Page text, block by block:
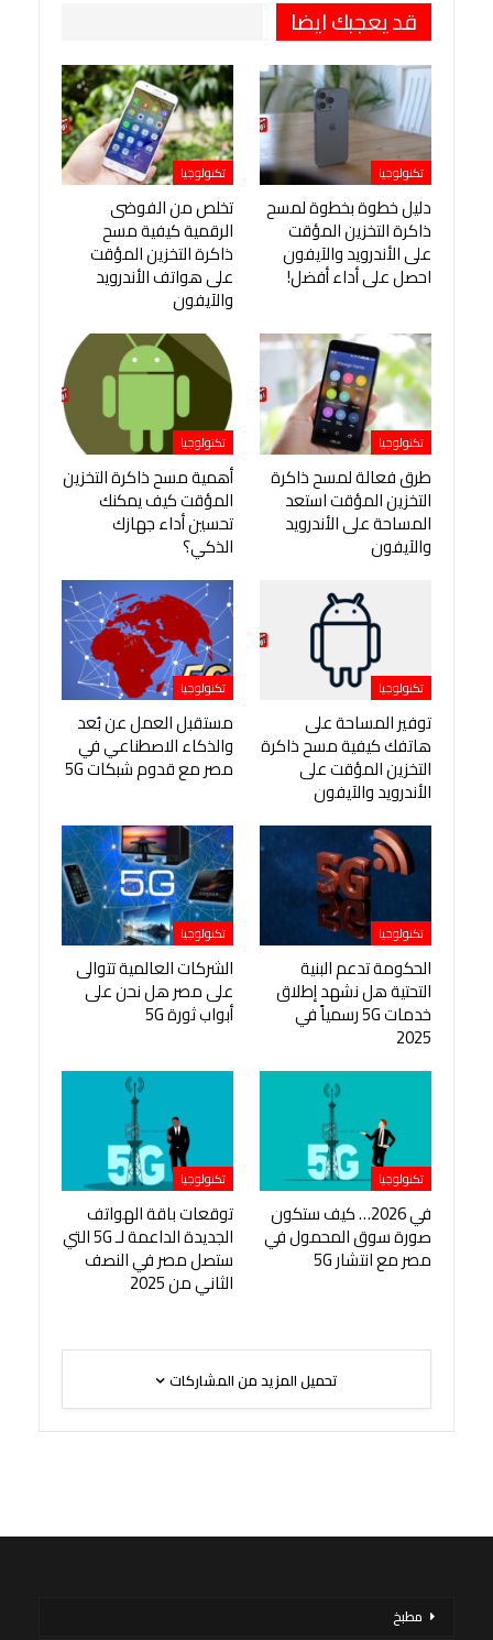
قد يعجبك ايضا
تكنولوجيا
دليل خطوة بخطوة لمسح
ذاكرة التخزين المؤقت
على الأندرويد والآيفون
احصل على أداء أفضل!
تكنولوجيا
تخلص من الفوضى
الرقمية كيفية مسح
ذاكرة التخزين المؤقت
على هواتف الأندرويد
والآيفون
تكنولوجيا
طرق فعالة لمسح ذاكرة
التخزين المؤقت استعد
المساحة على الأندرويد
والآيفون
تكنولوجيا
أهمية مسح ذاكرة التخزين
المؤقت كيف يمكنك
تحسين أداء جهازك
الذكي؟
تكنولوجيا
توفير المساحة على
هاتفك كيفية مسح ذاكرة
التخزين المؤقت على
الأندرويد والآيفون
تكنولوجيا
مستقبل العمل عن بُعد
والذكاء الاصطناعي في
مصر مع قدوم شبكات 5G
تكنولوجيا
الحكومة تدعم البنية
التحتية هل نشهد إطلاق
خدمات 5G رسمياً في
2025
تكنولوجيا
الشركات العالمية تتوالى
على مصر هل نحن على
أبواب ثورة 5G
تكنولوجيا
في 2026… كيف ستكون
صورة سوق المحمول في
مصر مع انتشار 5G
تكنولوجيا
توقعات باقة الهواتف
الجديدة الداعمة لـ 5G التي
ستصل مصر في النصف
الثاني من 2025
تحميل المزيد من المشاركات
مطبخ